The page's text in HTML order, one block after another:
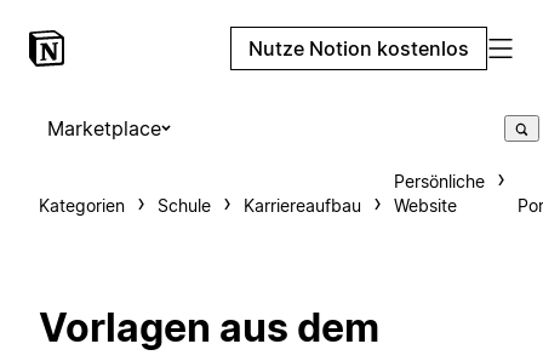
Nutze Notion kostenlos
Marketplace
Kategorien Schule Karriereaufbau
Persönliche
Website
Vorlagen aus dem